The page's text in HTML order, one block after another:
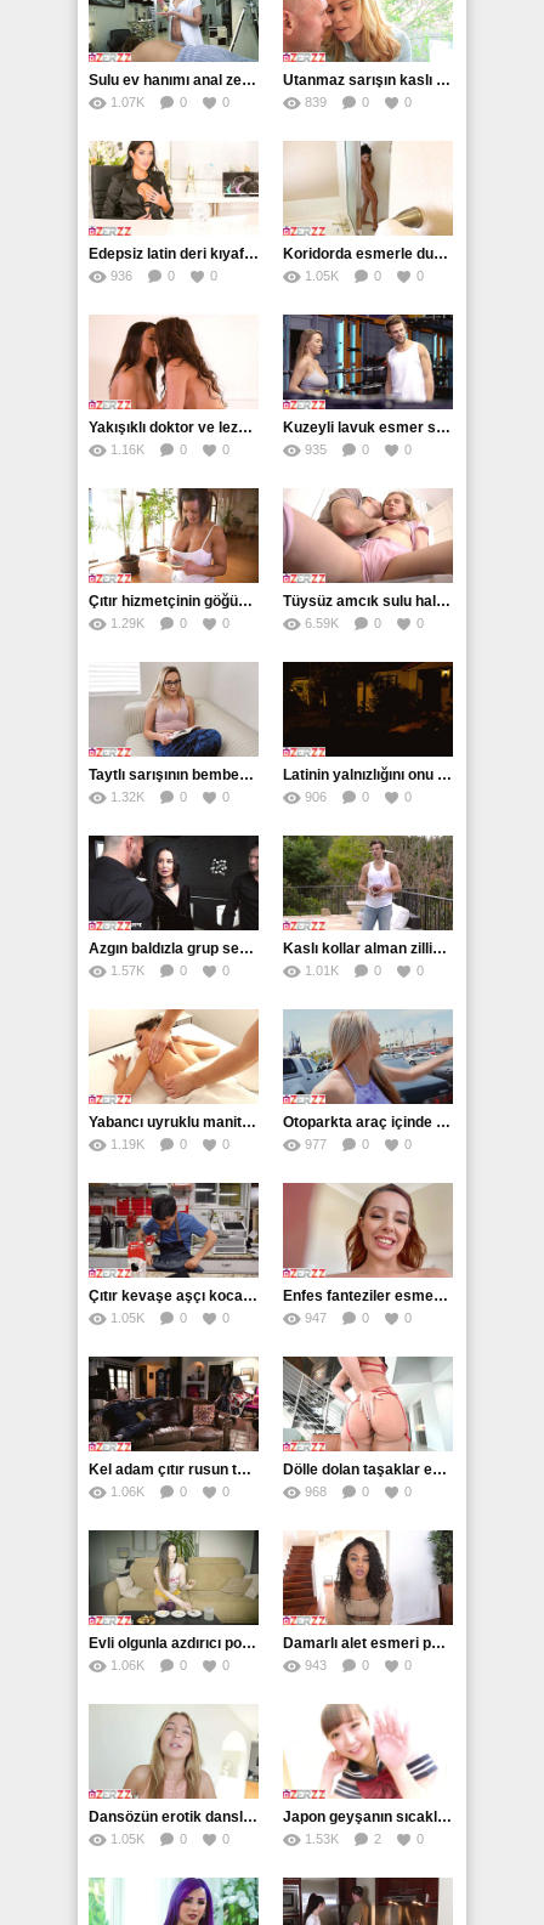
Sulu ev hanımı anal zevklerden vazgeçemedi
1.07K 0 0
Utanmaz sarışın kaslı keli şehvetiyle büyüledi
839 0 0
Edepsiz latin deri kıyafeletiyle yarrak istiyor
936 0 0
Koridorda esmerle duş sonrası sertçe sikiş
1.05K 0 0
Yakışıklı doktor ve lezbiyenlerin zevk şöleni
1.16K 0 0
Kuzeyli lavuk esmer sürtüğün ateşini söndürdü
935 0 0
Çıtır hizmetçinin göğüsleri pek davetkar
1.29K 0 0
Tüysüz amcık sulu halde onu bekliyor
6.59K 0 0
Taytlı sarışının bembeyaz baldırlarını yalar
1.32K 0 0
Latinin yalnızlığını onu mutfakta sikerek giderdi
906 0 0
Azgın baldızla grup seks deneyimi unutulmaz
1.57K 0 0
Kaslı kollar alman zillinin klitorisini titretir
1.01K 0 0
Yabancı uyruklu manita başka yarraklar arıyor
1.19K 0 0
Otoparkta araç içinde efsanevi sakso
977 0 0
Çıtır kevaşe aşçı kocasını striptizle heyecanlandırdı
1.05K 0 0
Enfes fanteziler esmerle kamera karşısında
947 0 0
Kel adam çıtır rusun tadına varacak
1.06K 0 0
Dölle dolan taşaklar esmerden ilgiyi görecek
968 0 0
Evli olgunla azdırıcı pornolar çekiyor
1.06K 0 0
Damarlı alet esmeri perişan edecek
943 0 0
Dansözün erotik danslarıyla fantezilere daldı
1.05K 0 0
Japon geyşanın sıcaklığını kondomsuz yaşıyor
1.53K 2 0